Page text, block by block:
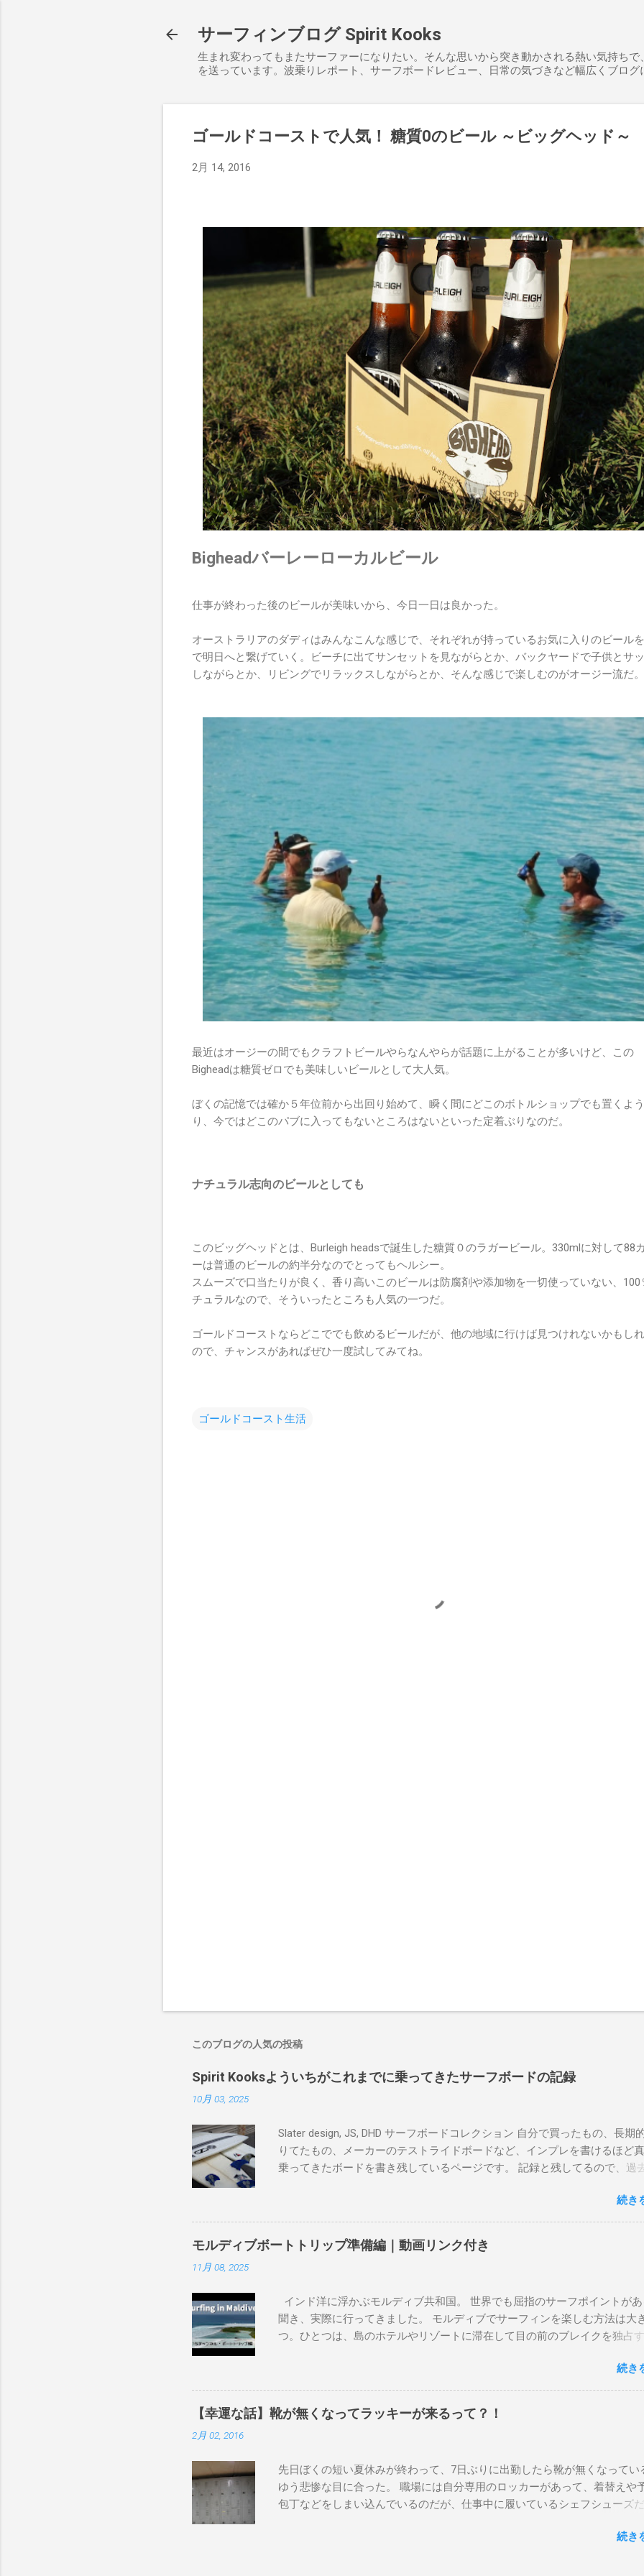
サーフィンブログ Spirit Kooks
生まれ変わってもまたサーファーになりたい。そんな思いから突き動かされる熱い気持ちで
を送っています。波乗りレポート、サーフボードレビュー、日常の気づきなど幅広くブログ
ゴールドコーストで人気！ 糖質0のビール ～ビッグヘッド～
2月 14, 2016
Bigheadバーレーローカルビール
仕事が終わった後のビールが美味いから、今日一日は良かった。
オーストラリアのダディはみんなこんな感じで、それぞれが持っているお気に入りのビール
で明日へと繋げていく。ビーチに出てサンセットを見ながらとか、バックヤードで子供とサ
しながらとか、リビングでリラックスしながらとか、そんな感じで楽しむのがオージー流だ。
最近はオージーの間でもクラフトビールやらなんやらが話題に上がることが多いけど、この
Bigheadは糖質ゼロでも美味しいビールとして大人気。
ぼくの記憶では確か５年位前から出回り始めて、瞬く間にどこのボトルショップでも置くよ
り、今ではどこのパブに入ってもないところはないといった定着ぶりなのだ。
ナチュラル志向のビールとしても
このビッグヘッドとは、Burleigh headsで誕生した糖質０のラガービール。330mlに対して88
ーは普通のビールの約半分なのでとってもヘルシー。
スムーズで口当たりが良く、香り高いこのビールは防腐剤や添加物を一切使っていない、100
チュラルなので、そういったところも人気の一つだ。
ゴールドコーストならどこででも飲めるビールだが、他の地域に行けば見つけれないかもし
ので、チャンスがあればぜひ一度試してみてね。
ゴールドコースト生活
このブログの人気の投稿
Spirit Kooksよういちがこれまでに乗ってきたサーフボードの記録
10月 03, 2025
Slater design, JS, DHD サーフボードコレクション 自分で買ったもの、長期
りてたもの、メーカーのテストライドボードなど、インプレを書けるほど
乗ってきたボードを書き残しているページです。 記録と残してるので、過
フボードに乗って、サーフィンの世界にどっぷり浸かりたいですね。 追
上から最も古いボードで最新ボードは一番最後になります。 ホーム バー
ヘッズ、マーメイドビーチ 最もロングライドしてきたポイント スナッパ
レインボーベイ、グリーンマウント、クーリービーチ、キラ、レノックス
トオーシャンロードの崖下、メンタワイ、 身長 170cm 体重 66kg（
で）69.5kg (2020年）68.5㎏（2023年）68.5kg （2025年） スタンス ナチュ
DHD DX-1 5'10"×18'3/8×2'3/16 Glassing Team 4×4 Extra Toe patch
design OMNI 5' 3"×18'5/8"×2'1/4" Round tail24.9L Firewire Tomo surfboard
1″×18'1/2″×2'1/4″ 24.5L Rocket Ace Surfboard Bumtail-Catfish 5'5"× 20'1/2
Qu...
続き
モルディブボートトリップ準備編｜動画リンク付き
11月 08, 2025
インド洋に浮かぶモルディブ共和国。 世界でも屈指のサーフポイントが
聞き、実際に行ってきました。 モルディブでサーフィンを楽しむ方法は大
つ。ひとつは、島のホテルやリゾートに滞在して目の前のブレイクを独占
そのボートトリップで、時間と空間の贅沢を存分に味わってきました。 ま
画をご覧ください。 日本からモルディブまでのアクセス 今回のサーフトリ
は、サーフィン系YouTubeチャンネル「よういちチャンネルSpirit Kooks」
内外のサーフトリップ専門旅行会社「Geekoutトラベル」さんとのコラボ企
ックインカウンター。 今回はスリランカ航空を利用し、スリランカ・コロ
港で乗り換えてモルディブのマレ空港へ向かいました。 預け荷物は30kgま
リランカ航空では30kgまで無料で預けられ、サーフボードの追加料金もな
ツやラッシュタッパー（モルディブは水温が高いためウェット不要）、フ
続き
【幸運な話】靴が無くなってラッキーが来るって？！
2月 02, 2016
先日ぼくの短い夏休みが終わって、7日ぶりに出勤したら靴が無くなってい
ゆう悲惨な目に合った。 職場には自分専用のロッカーがあって、着替えや
包丁などをしまい込んでいるのだが、仕事中に履いているシェフシューズ
し、キッチンで使った靴をロッカーの中には入れたくないのはみんな同じ
続き